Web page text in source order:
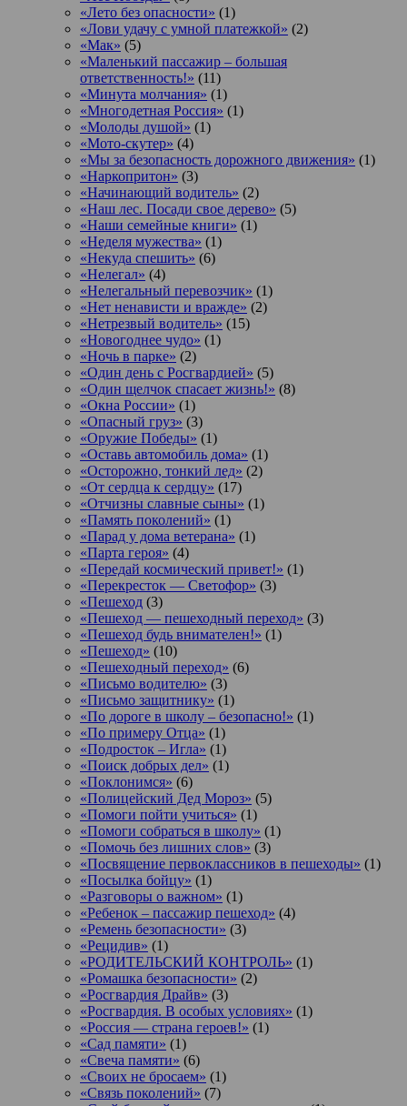
«Лето без опасности» (1)
«Лови удачу с умной платежкой» (2)
«Мак» (5)
«Маленький пассажир – большая
ответственность!» (11)
«Минута молчания» (1)
«Многодетная Россия» (1)
«Молоды душой» (1)
«Мото-скутер» (4)
«Мы за безопасность дорожного движения» (1)
«Наркопритон» (3)
«Начинающий водитель» (2)
«Наш лес. Посади свое дерево» (5)
«Наши семейные книги» (1)
«Неделя мужества» (1)
«Некуда спешить» (6)
«Нелегал» (4)
«Нелегальный перевозчик» (1)
«Нет ненависти и вражде» (2)
«Нетрезвый водитель» (15)
«Новогоднее чудо» (1)
«Ночь в парке» (2)
«Один день с Росгвардией» (5)
«Один щелчок спасает жизнь!» (8)
«Окна России» (1)
«Опасный груз» (3)
«Оружие Победы» (1)
«Оставь автомобиль дома» (1)
«Осторожно, тонкий лед» (2)
«От сердца к сердцу» (17)
«Отчизны славные сыны» (1)
«Память поколений» (1)
«Парад у дома ветерана» (1)
«Парта героя» (4)
«Передай космический привет!» (1)
«Перекресток — Светофор» (3)
«Пешеход (3)
«Пешеход — пешеходный переход» (3)
«Пешеход будь внимателен!» (1)
«Пешеход» (10)
«Пешеходный переход» (6)
«Письмо водителю» (3)
«Письмо защитнику» (1)
«По дороге в школу – безопасно!» (1)
«По примеру Отца» (1)
«Подросток ‒ Игла» (1)
«Поиск добрых дел» (1)
«Поклонимся» (6)
«Полицейский Дед Мороз» (5)
«Помоги пойти учиться» (1)
«Помоги собраться в школу» (1)
«Помочь без лишних слов» (3)
«Посвящение первоклассников в пешеходы» (1)
«Посылка бойцу» (1)
«Разговоры о важном» (1)
«Ребенок – пассажир пешеход» (4)
«Ремень безопасности» (3)
«Рецидив» (1)
«РОДИТЕЛЬСКИЙ КОНТРОЛЬ» (1)
«Ромашка безопасности» (2)
«Росгвардия Драйв» (3)
«Росгвардия. В особых условиях» (1)
«Россия — страна героев!» (1)
«Сад памяти» (1)
«Свеча памяти» (6)
«Своих не бросаем» (1)
«Связь поколений» (7)